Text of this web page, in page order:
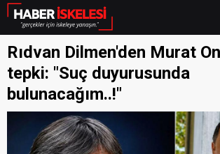
Rıdvan Dilmen'den Murat
tepki: "Suç duyurusunda
bulunacağım..!"